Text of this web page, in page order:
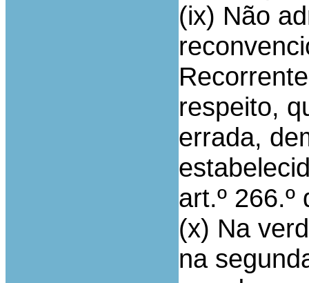
(ix) Não
respeito,
errada,
art.º 266.º
(x) Na
na